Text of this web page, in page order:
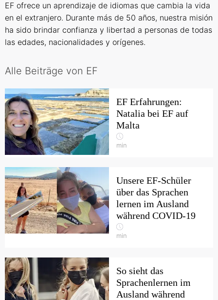
Teil des Teams werden
EF ofrece un aprendizaje de idiomas que cambia la vida
en el extranjero. Durante más de 50 años, nuestra misión
ha sido brindar confianza y libertad a personas de todas
las edades, nacionalidades y orígenes.
Alle Beiträge von EF
EF Erfahrungen:
Natalia bei EF auf
Malta
min
Unsere EF-Schüler
über das Sprachen
lernen im Ausland
während COVID-19
min
So sieht das
Sprachenlernen im
Ausland während